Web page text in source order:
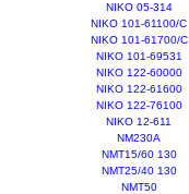
NIKO 05-314
NIKO 101-61100/C
NIKO 101-61700/C
NIKO 101-69531
NIKO 122-60000
NIKO 122-61600
NIKO 122-76100
NIKO 12-611
NM230A
NMT15/60 130
NMT25/40 130
NMT50